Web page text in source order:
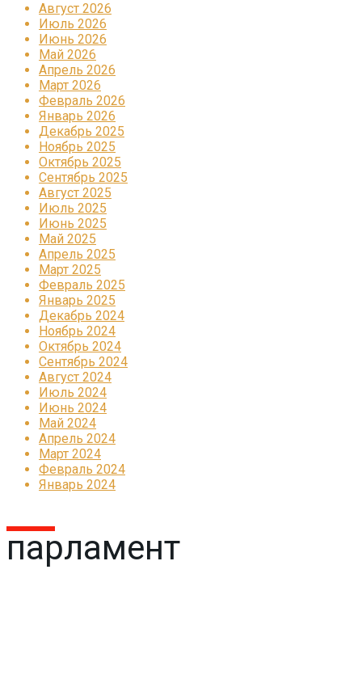
Август 2026
Июль 2026
Июнь 2026
Май 2026
Апрель 2026
Март 2026
Февраль 2026
Январь 2026
Декабрь 2025
Ноябрь 2025
Октябрь 2025
Сентябрь 2025
Август 2025
Июль 2025
Июнь 2025
Май 2025
Апрель 2025
Март 2025
Февраль 2025
Январь 2025
Декабрь 2024
Ноябрь 2024
Октябрь 2024
Сентябрь 2024
Август 2024
Июль 2024
Июнь 2024
Май 2024
Апрель 2024
Март 2024
Февраль 2024
Январь 2024
парламент